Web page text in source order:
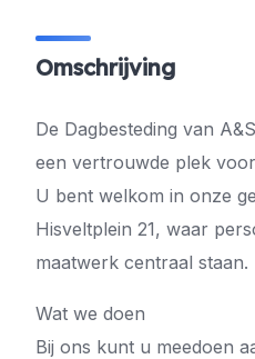
Omschrijving
De Dagbesteding van
een vertrouwde plek
U bent welkom in onze
Hisveltplein 21, waar
maatwerk centraal staan.
Wat we doen
Bij ons kunt u meedoen